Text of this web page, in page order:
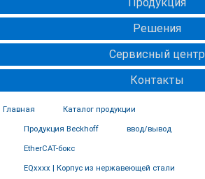
Решения
Сервисный центр
Контакты
Главная Каталог продукции
Продукция Beckhoff ввод/вывод
EtherCAT-бокс
EQxxxx | Корпус из нержавеющей стали